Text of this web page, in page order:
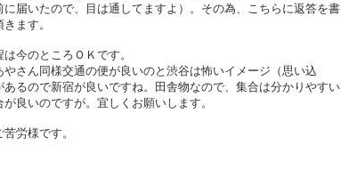
に届いたので、目は通してますよ）。その為、こちらに返答を書
ます。
今のところＯＫです。
やさん同様交通の便が良いのと渋谷は怖いイメージ（思い込
あるので新宿が良いですね。田舎物なので、集合は分かりやすい
が良いのですが。宜しくお願いします。
労様です。